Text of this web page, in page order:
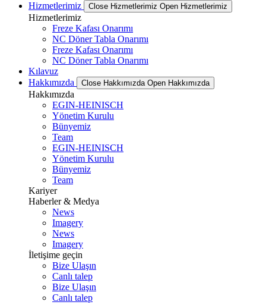
Hizmetlerimiz
Close Hizmetlerimiz Open Hizmetlerimiz
Hizmetlerimiz
Freze Kafası Onarımı
NC Döner Tabla Onarımı
Freze Kafası Onarımı
NC Döner Tabla Onarımı
Kılavuz
Hakkımızda
Close Hakkımızda Open Hakkımızda
Hakkımızda
EGIN-HEINISCH
Yönetim Kurulu
Bünyemiz
Team
EGIN-HEINISCH
Yönetim Kurulu
Bünyemiz
Team
Kariyer
Haberler & Medya
News
Imagery
News
Imagery
İletişime geçin
Bize Ulaşın
Canlı talep
Bize Ulaşın
Canlı talep